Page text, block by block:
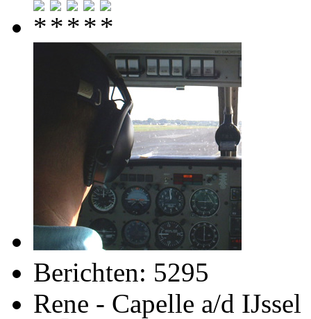
Berichten: 5295
Rene - Capelle a/d IJssel